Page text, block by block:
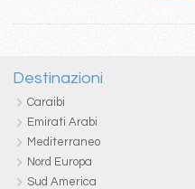
Destinazioni
Caraibi
Emirati Arabi
Mediterraneo
Nord Europa
Sud America